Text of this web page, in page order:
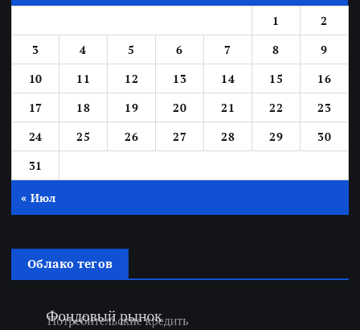
1
2
3
4 5 6 7 8
9
10
11 12 13 14 15
16
17
18 19 20 21 22
23
24
25 26 27 28 29
30
31
« Июл
Облако тегов